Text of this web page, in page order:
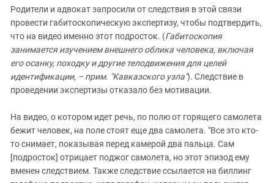
Родители и адвокат запросили от следствия в этой связи
провести габитоскопическую экспертизу, чтобы подтвердить,
что на видео именно этот подросток. (Габитоскопия
занимается изучением внешнего облика человека, включая
его осанку, походку и другие телодвижения для целей
идентификации, – прим. "Кавказского узла"). Следствие в
проведении экспертизы отказало без мотивации.
На видео, о котором идет речь, по полю от горящего самолета
бежит человек, на поле стоят еще два самолета. "Все это кто-
то снимает, показывая перед камерой два пальца. Сам
[подросток] отрицает поджог самолета, но этот эпизод ему
вменен следствием. Также следствие ссылается на биллинг